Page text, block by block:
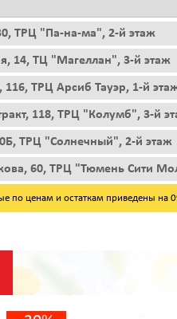
ТРЦ "Па-на-ма", 2-й этаж
14, ТЦ "Магеллан", 3-й этаж
ТРЦ Арсиб Тауэр, 1-й
118, ТРЦ "Колумб", 3-й
ТРЦ "Солнечный", 2-й этаж
60, ТРЦ "Тюмень Сити
ценам и остаткам приведены на